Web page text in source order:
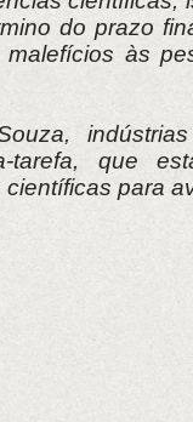
do prazo
às
tarefa, que
para